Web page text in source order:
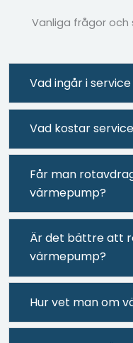
Vanliga frågor och
Vad ingår i
Vad kostar
Får man
värmepump?
Är det bättre att
värmepump?
Hur vet man om